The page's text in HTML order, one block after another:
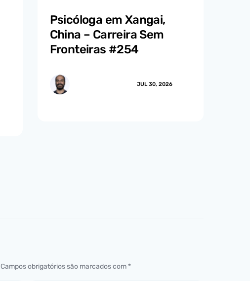
Psicóloga em Xangai,
China – Carreira Sem
Fronteiras #254
JUL 30, 2026
Campos obrigatórios são marcados com *